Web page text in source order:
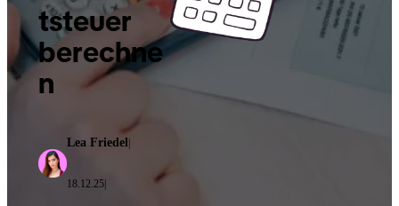
tsteuer
berechne
n
Lea Friedel
18.12.25